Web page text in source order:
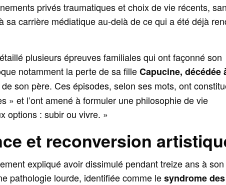
privés traumatiques et choix de vie récents,
sa carrière médiatique au-delà de ce qui a été déjà
plusieurs épreuves familiales qui ont façonné son
notamment la perte de sa filleCapucine, décédée
son père. Ces épisodes, selon ses mots, ont
» et l’ont amené à formuler une philosophie de vie
options : subir ou vivre. »
et reconversion
expliqué avoir dissimulé pendant treize ans à son
pathologie lourde, identifiée comme lesyndrome des